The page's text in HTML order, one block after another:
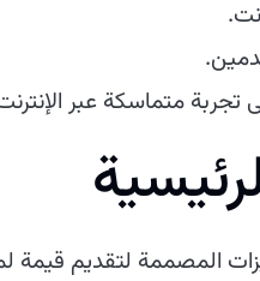
تجربة متماسكة عبر
المصممة لتقديم قيمة